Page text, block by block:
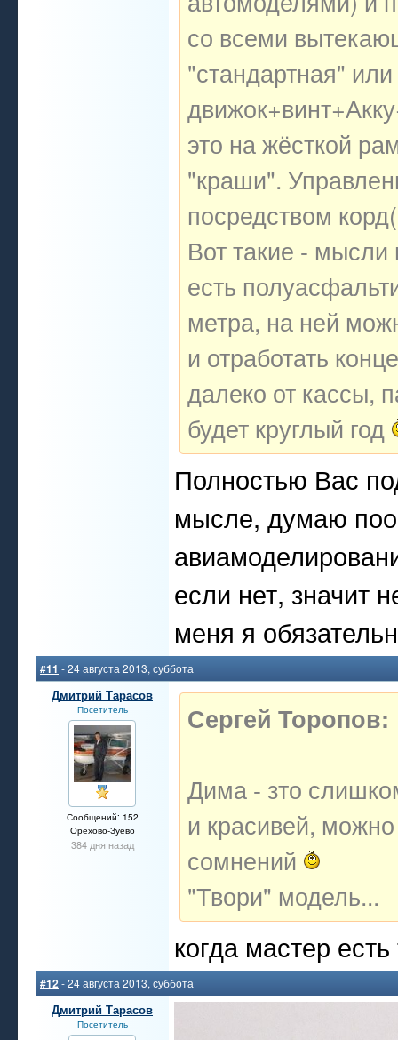
со всеми
"стандартная"
это на жёсткой
"краши".
посредством
Вот такие -
есть
метра, на ней
и отработать
далеко от кассы,
будет круглый год
Полностью Вас
мысле, думаю
если нет, значит
меня я
#11 - 24 августа 2013, суббота
Дмитрий Тарасов
Посетитель
Сообщений: 152
Орехово-Зуево
384 дня назад
Сергей Торопов:
Дима - зто
и красивей, можно
сомнений
"Твори" модель...
когда мастер
#12- 24 августа 2013, суббота
Дмитрий Тарасов
Посетитель